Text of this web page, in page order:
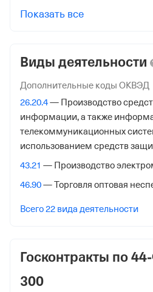
771301001
Дата регистрации
22 ноября 2018
Налоговая
Межрайонная Инспекция
Службы № 46 по гор. Москве
Адрес налоговой
1102379334
Дата регистрации
Показать все
Виды деятельности
Дополнительные коды ОКВЭД
26.20.4— Производство
информации, а также
телекоммуникационных
использованием средств
43.21 — Производство
46.90— Торговля оптовая
Всего 22 вида деятельности
Госконтракты по
300